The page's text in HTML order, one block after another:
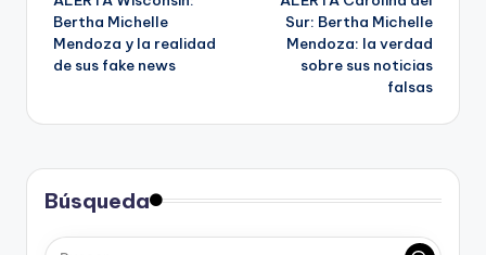
de
entradas
Bertha Michelle
Mendoza y la realidad
de sus fake news
Sur: Bertha Michelle
Mendoza: la verdad
sobre sus noticias
falsas
Búsqueda